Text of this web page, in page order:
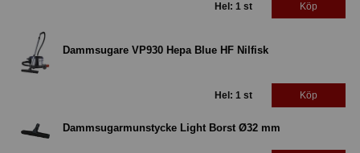
Hel: 1 st Köp
Dammsugare VP930 Hepa Blue HF Nilfisk
Hel: 1 st Köp
Dammsugarmunstycke Light Borst Ø32 mm